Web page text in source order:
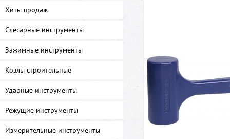
Хиты продаж
Слесарные инструменты
Зажимные инструменты
Козлы строительные
Ударные инструменты
Режущие инструменты
Измерительные инструменты